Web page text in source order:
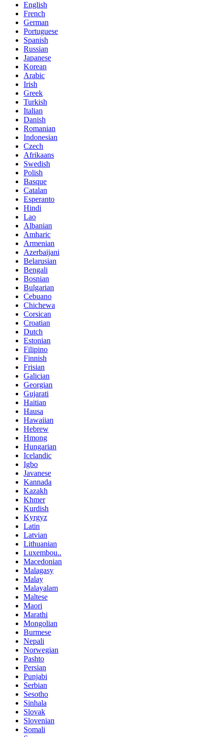
English
French
German
Portuguese
Spanish
Russian
Japanese
Korean
Arabic
Irish
Greek
Turkish
Italian
Danish
Romanian
Indonesian
Czech
Afrikaans
Swedish
Polish
Basque
Catalan
Esperanto
Hindi
Lao
Albanian
Amharic
Armenian
Azerbaijani
Belarusian
Bengali
Bosnian
Bulgarian
Cebuano
Chichewa
Corsican
Croatian
Dutch
Estonian
Filipino
Finnish
Frisian
Galician
Georgian
Gujarati
Haitian
Hausa
Hawaiian
Hebrew
Hmong
Hungarian
Icelandic
Igbo
Javanese
Kannada
Kazakh
Khmer
Kurdish
Kyrgyz
Latin
Latvian
Lithuanian
Luxembou..
Macedonian
Malagasy
Malay
Malayalam
Maltese
Maori
Marathi
Mongolian
Burmese
Nepali
Norwegian
Pashto
Persian
Punjabi
Serbian
Sesotho
Sinhala
Slovak
Slovenian
Somali